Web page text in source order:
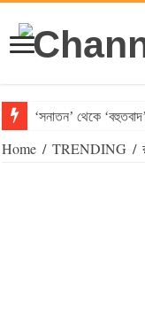
‘সনাতন’ থেকে
Home / TRENDING /